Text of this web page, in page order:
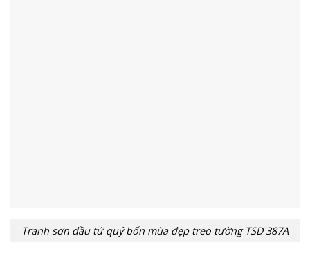
Tranh sơn dầu tứ quý bốn mùa đẹp treo tường TSD 387A